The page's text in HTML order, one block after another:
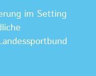
im Setting